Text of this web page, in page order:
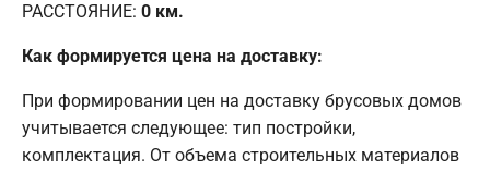
РАССТОЯНИЕ: 0 км.
Как формируется цена на доставку:
При формировании цен на доставку брусовых домов
учитывается следующее: тип постройки,
комплектация. От объема строительных материалов